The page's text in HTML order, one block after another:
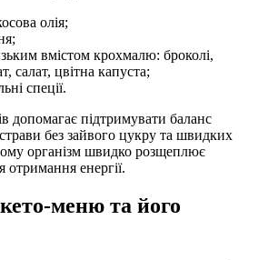
олія;
вмістом крохмалю: броколі,
салат, цвітна капуста;
спеції.
допомагає підтримувати баланс
без зайвого цукру та швидких
організм швидко розщеплює
енергії.
меню та його